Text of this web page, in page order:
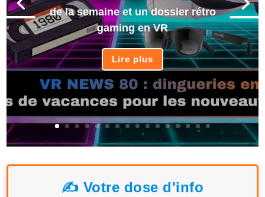
de la semaine et un dossier rétro
gaming en VR
Lire plus
✍️ Votre dose d'info